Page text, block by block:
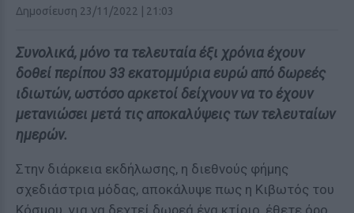
Δημοσίευση 23/11/2022 | 21:03
Συνολικά, μόνο τα τελευταία έξι χρόνια έχουν
δοθεί περίπου 33 εκατομμύρια ευρώ από δωρεές
ιδιωτών, ωστόσο αρκετοί δείχνουν να το έχουν
μετανιώσει μετά τις αποκαλύψεις των τελευταίων
ημερών.
Στην διάρκεια εκδήλωσης, η διεθνούς φήμης
σχεδιάστρια μόδας, αποκάλυψε πως η Κιβωτός του
Κόσμου, για να δεχτεί δωρεά ένα κτίριο, έθετε όρο